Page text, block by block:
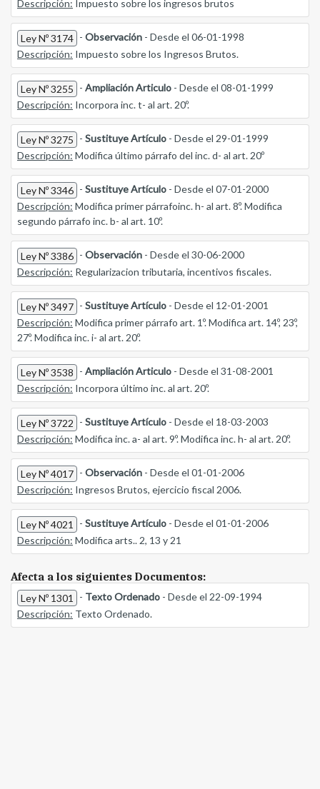
Descripción: Impuesto sobre los ingresos brutos
Ley Nº 3174 - Observación - Desde el 06-01-1998
Descripción: Impuesto sobre los Ingresos Brutos.
Ley Nº 3255 - Ampliación Articulo - Desde el 08-01-1999
Descripción: Incorpora inc. t- al art. 20º.
Ley Nº 3275 - Sustituye Artículo - Desde el 29-01-1999
Descripción: Modifica último párrafo del inc. d- al art. 20º
Ley Nº 3346 - Sustituye Artículo - Desde el 07-01-2000
Descripción: Modifica primer párrafoinc. h- al art. 8º. Modifica
segundo párrafo inc. b- al art. 10º.
Ley Nº 3386 - Observación - Desde el 30-06-2000
Descripción: Regularizacion tributaria, incentivos fiscales.
Ley Nº 3497 - Sustituye Artículo - Desde el 12-01-2001
Descripción: Modifica primer párrafo art. 1º. Modifica art. 14º, 23º,
27º. Modifica inc. i- al art. 20º.
Ley Nº 3538 - Ampliación Articulo - Desde el 31-08-2001
Descripción: Incorpora último inc. al art. 20º.
Ley Nº 3722 - Sustituye Artículo - Desde el 18-03-2003
Descripción: Modifica inc. a- al art. 9º. Modifica inc. h- al art. 20º.
Ley Nº 4017 - Observación - Desde el 01-01-2006
Descripción: Ingresos Brutos, ejercicio fiscal 2006.
Ley Nº 4021 - Sustituye Artículo - Desde el 01-01-2006
Descripción: Modifica arts.. 2, 13 y 21
Afecta a los siguientes Documentos:
Ley Nº 1301 - Texto Ordenado - Desde el 22-09-1994
Descripción: Texto Ordenado.